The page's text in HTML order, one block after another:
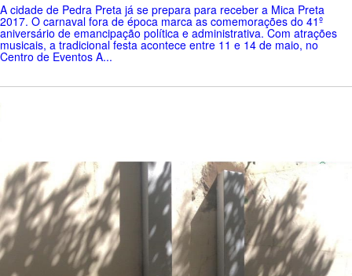
A cidade de Pedra Preta já se prepara para receber a Mica Preta
2017. O carnaval fora de época marca as comemorações do 41º
aniversário de emancipação política e administrativa. Com atrações
musicais, a tradicional festa acontece entre 11 e 14 de maio, no
Centro de Eventos A...